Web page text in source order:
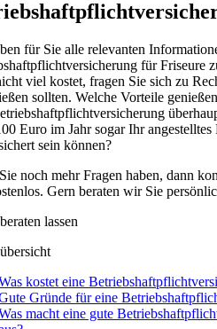
für Sie alle relevanten
für Friseure
viel kostet, fragen Sie sich zu
sollten. Welche Vorteile
Euro im Jahr sogar Ihr
sein können?
noch mehr Fragen haben, dann
Gern beraten wir Sie
lassen
kostet eine
Gründe für eine
macht eine gute